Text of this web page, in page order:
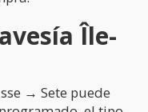
Île-
→ Sete puede